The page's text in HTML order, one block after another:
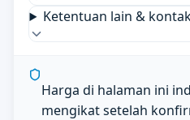
Ketentuan lain &
Harga di halaman ini
mengikat setelah